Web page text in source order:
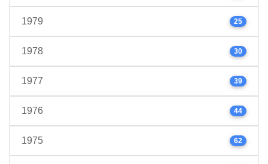
1979 25
1978 30
1977 39
1976 44
1975 62